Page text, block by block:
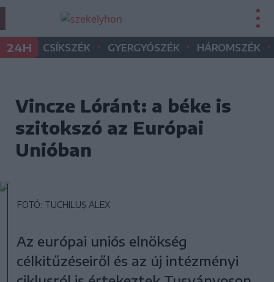
24H CSÍKSZÉK • GYERGYÓSZÉK • HÁROMSZÉK •
Vincze Lóránt: a béke is
szitokszó az Európai
Unióban
FOTÓ: TUCHILUȘ ALEX
Az európai uniós elnökség
célkitűzéseiről és az új intézményi